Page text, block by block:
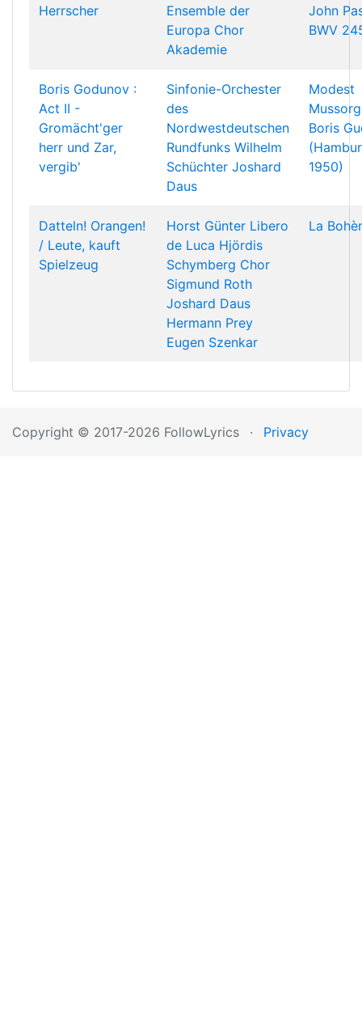
Herrscher
Ensemble der
Europa Chor
Akademie
John
BWV
Boris Godunov :
Act II -
Gromächt'ger
herr und Zar,
vergib'
Sinfonie-Orchester
des
Nordwestdeutschen
Rundfunks Wilhelm
Schüchter Joshard
Daus
Modest
Boris
1950)
Datteln! Orangen!
/ Leute, kauft
Spielzeug
Horst Günter Libero
de Luca Hjördis
Schymberg Chor
Sigmund Roth
Joshard Daus
Hermann Prey
Eugen Szenkar
La
Copyright © 2017-2026 FollowLyrics · Privacy